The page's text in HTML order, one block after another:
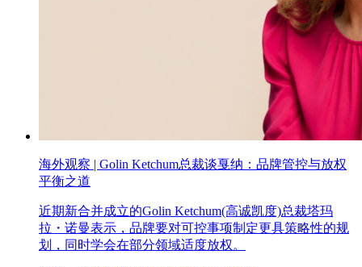
海外观察 | Golin Ketchum总裁谈戛纳：品牌管控与放权
平衡之道
近期新合并成立的Golin Ketchum(高诚凯度)总裁塔玛
拉・诺曼表示，品牌要对可控事项制定更具策略性的规
划，同时学会在部分领域适度放权。